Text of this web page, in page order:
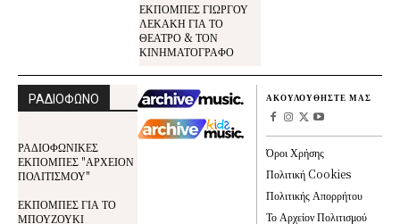
ΕΚΠΟΜΠΕΣ ΓΙΩΡΓΟΥ
ΛΕΚΑΚΗ ΓΙΑ ΤΟ
ΘΕΑΤΡΟ & ΤΟΝ
ΚΙΝΗΜΑΤΟΓΡΑΦΟ
ΡΑΔΙΟΦΩΝΟ
ΡΑΔΙΟΦΩΝΙΚΕΣ
ΕΚΠΟΜΠΕΣ "ΑΡΧΕΙΟΝ
ΠΟΛΙΤΙΣΜΟΥ"
ΕΚΠΟΜΠΕΣ ΓΙΑ ΤΟ
ΜΠΟΥΖΟΥΚΙ
ΑΚΟΥΛΟΥΘΗΣΤΕ ΜΑΣ
Όροι Χρήσης
Πολιτική Cookies
Πολιτικής Απορρήτου
Το Αρχείον Πολιτισμού